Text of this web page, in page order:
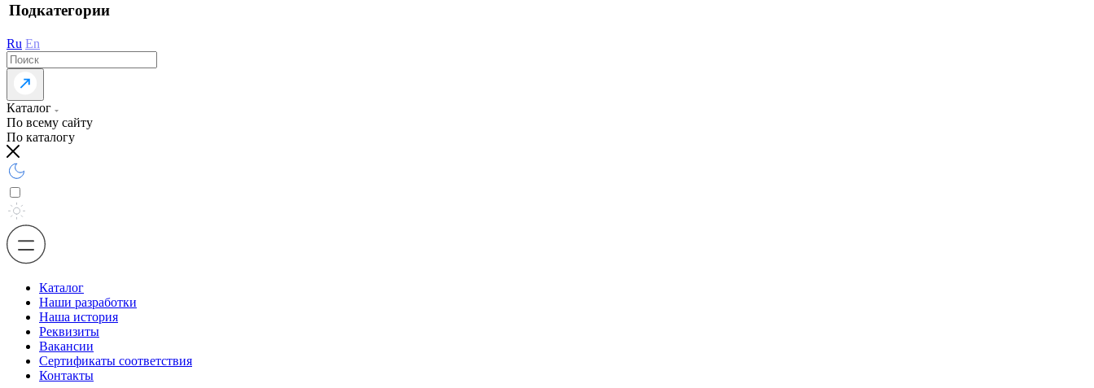
Подкатегории
Ru En
Каталог
По всему сайту
По каталогу
Каталог
Наши разработки
Наша история
Реквизиты
Вакансии
Сертификаты соответствия
Контакты